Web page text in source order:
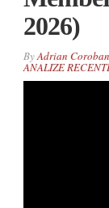
2026)
ByAdrian
ANALIZE